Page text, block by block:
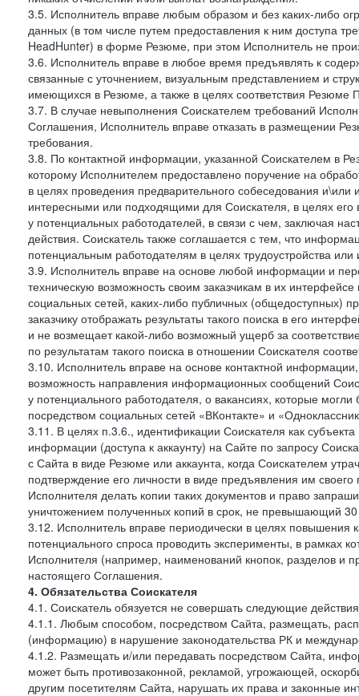
3.5. Исполнитель вправе любым образом и без каких-либо
данных (в том числе путем предоставления к ним доступа
HeadHunter) в форме Резюме, при этом Исполнитель не
3.6. Исполнитель вправе в любое время предъявлять к
связанные с уточнением, визуальным представлением и
имеющихся в Резюме, а также в целях соответствия
3.7. В случае невыполнения Соискателем требований
Соглашения, Исполнитель вправе отказать в размещении
требования.
3.8. По контактной информации, указанной Соискателем в
которому Исполнителем предоставлено поручение на
в целях проведения предварительного собеседования
интересными или подходящими для Соискателя, в целях его
у потенциальных работодателей, в связи с чем, заключая
действия. Соискатель также соглашается с тем, что
потенциальным работодателям в целях трудоустройства
3.9. Исполнитель вправе на основе любой информации и
техническую возможность своим заказчикам в их
социальных сетей, каких-либо публичных (общедоступных)
заказчику отображать результаты такого поиска в его
и не возмещает какой-либо возможный ущерб за
по результатам такого поиска в отношении Соискателя
3.10. Исполнитель вправе на основе контактной
возможность направления информационных сообщений
у потенциального работодателя, о вакансиях, которые
посредством социальных сетей «ВКонтакте» и
3.11. В целях п.3.6., идентификации Соискателя как
информации (доступа к аккаунту) на Сайте по запросу
с Сайта в виде Резюме или аккаунта, когда Соискателем
подтверждение его личности в виде предъявления им
Исполнителя делать копии таких документов и право
уничтожением полученных копий в срок, не превышающий
3.12. Исполнитель вправе периодически в целях повышения
потенциального спроса проводить эксперименты, в рамках
Исполнителя (например, наименований кнопок, разделов и
настоящего Соглашения.
4. Обязательства Соискателя
4.1. Соискатель обязуется не совершать следующие
4.1.1. Любым способом, посредством Сайта, размещать,
(информацию) в нарушение законодательства РК и
4.1.2. Размещать и/или передавать посредством Сайта,
может быть противозаконной, рекламой, угрожающей,
другим посетителям Сайта, нарушать их права и законные